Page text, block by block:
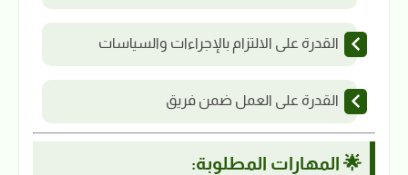
القدرة على الالتزام بالإجراءات والسياسات
القدرة على العمل ضمن فريق
🌟 المهارات المطلوبة: